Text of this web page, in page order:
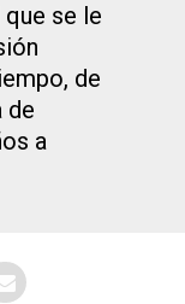
se le
de
de
a